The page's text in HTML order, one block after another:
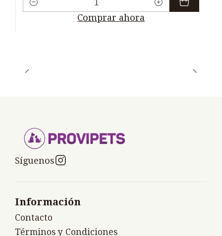
Cantidad
Comprar ahora
Síguenos
Información
Contacto
Términos y Condiciones